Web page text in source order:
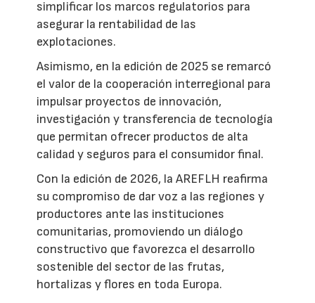
simplificar los marcos regulatorios para
asegurar la rentabilidad de las
explotaciones.
Asimismo, en la edición de 2025 se remarcó
el valor de la cooperación interregional para
impulsar proyectos de innovación,
investigación y transferencia de tecnología
que permitan ofrecer productos de alta
calidad y seguros para el consumidor final.
Con la edición de 2026, la AREFLH reafirma
su compromiso de dar voz a las regiones y
productores ante las instituciones
comunitarias, promoviendo un diálogo
constructivo que favorezca el desarrollo
sostenible del sector de las frutas,
hortalizas y flores en toda Europa.